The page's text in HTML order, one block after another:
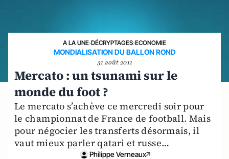
A LA UNE›DÉCRYPTAGES›ECONOMIE
MONDIALISATION DU BALLON ROND
31 août 2011
Mercato : un tsunami sur le
monde du foot ?
Le mercato s’achève ce mercredi soir pour
le championnat de France de football. Mais
pour négocier les transferts désormais, il
vaut mieux parler qatari et russe…
Philippe Verneaux